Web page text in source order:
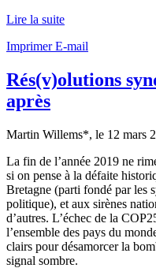
Lire la suite
ImprimerE-mail
Rés(v)olutions
après
Martin Willems*, le 12 mars
La fin de l’année 2019 ne
si on pense à la défaite
Bretagne (parti fondé par les
politique), et aux sirènes
d’autres. L’échec de la
l’ensemble des pays du
clairs pour désamorcer la
signal sombre.